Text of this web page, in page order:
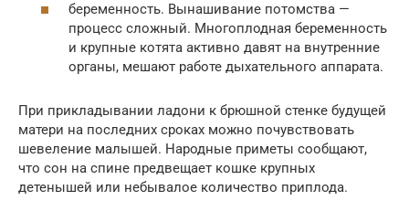
беременность. Вынашивание потомства —
процесс сложный. Многоплодная беременность
и крупные котята активно давят на внутренние
органы, мешают работе дыхательного аппарата.
При прикладывании ладони к брюшной стенке будущей
матери на последних сроках можно почувствовать
шевеление малышей. Народные приметы сообщают,
что сон на спине предвещает кошке крупных
детенышей или небывалое количество приплода.